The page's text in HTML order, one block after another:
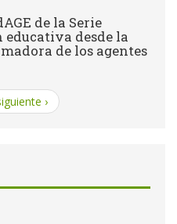
de la Serie
educativa desde la
de los agentes
›